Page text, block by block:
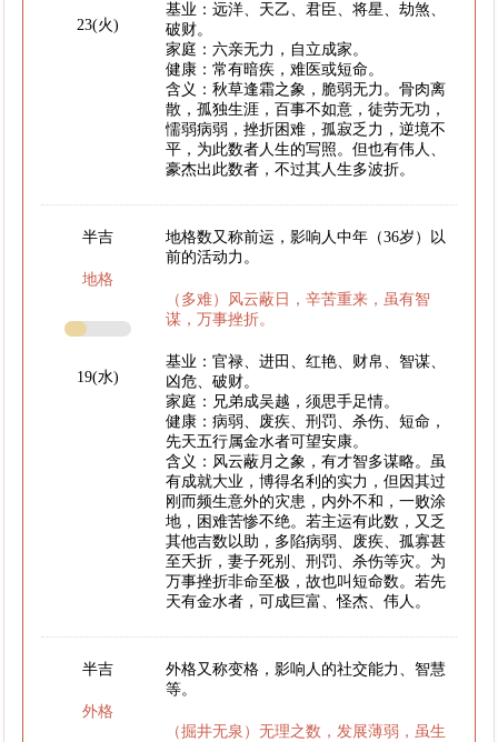
23(火)
基业：远洋、天乙、君臣、将星、劫煞、
破财。
家庭：六亲无力，自立成家。
健康：常有暗疾，难医或短命。
含义：秋草逢霜之象，脆弱无力。骨肉离
散，孤独生涯，百事不如意，徒劳无功，
懦弱病弱，挫折困难，孤寂乏力，逆境不
平，为此数者人生的写照。但也有伟人、
豪杰出此数者，不过其人生多波折。
半吉
地格
19(水)
地格数又称前运，影响人中年（36岁）以
前的活动力。
（多难）风云蔽日，辛苦重来，虽有智
谋，万事挫折。
基业：官禄、进田、红艳、财帛、智谋、
凶危、破财。
家庭：兄弟成吴越，须思手足情。
健康：病弱、废疾、刑罚、杀伤、短命，
先天五行属金水者可望安康。
含义：风云蔽月之象，有才智多谋略。虽
有成就大业，博得名利的实力，但因其过
刚而频生意外的灾患，内外不和，一败涂
地，困难苦惨不绝。若主运有此数，又乏
其他吉数以助，多陷病弱、废疾、孤寡甚
至夭折，妻子死别、刑罚、杀伤等灾。为
万事挫折非命至极，故也叫短命数。若先
天有金水者，可成巨富、怪杰、伟人。
半吉
外格
外格又称变格，影响人的社交能力、智慧
等。
（掘井无泉）无理之数，发展薄弱，虽生